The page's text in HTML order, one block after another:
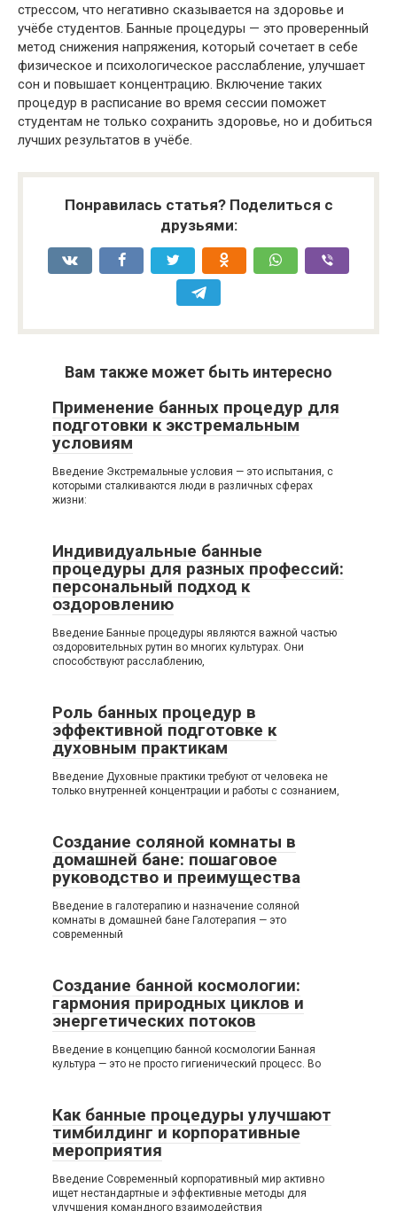
стрессом, что негативно сказывается на здоровье и
учёбе студентов. Банные процедуры — это проверенный
метод снижения напряжения, который сочетает в себе
физическое и психологическое расслабление, улучшает
сон и повышает концентрацию. Включение таких
процедур в расписание во время сессии поможет
студентам не только сохранить здоровье, но и добиться
лучших результатов в учёбе.
Понравилась статья? Поделиться с
друзьями:
Вам также может быть интересно
Применение банных процедур для
подготовки к экстремальным
условиям
Введение Экстремальные условия — это испытания, с
которыми сталкиваются люди в различных сферах
жизни:
Индивидуальные банные
процедуры для разных профессий:
персональный подход к
оздоровлению
Введение Банные процедуры являются важной частью
оздоровительных рутин во многих культурах. Они
способствуют расслаблению,
Роль банных процедур в
эффективной подготовке к
духовным практикам
Введение Духовные практики требуют от человека не
только внутренней концентрации и работы с сознанием,
Создание соляной комнаты в
домашней бане: пошаговое
руководство и преимущества
Введение в галотерапию и назначение соляной
комнаты в домашней бане Галотерапия — это
современный
Создание банной космологии:
гармония природных циклов и
энергетических потоков
Введение в концепцию банной космологии Банная
культура — это не просто гигиенический процесс. Во
Как банные процедуры улучшают
тимбилдинг и корпоративные
мероприятия
Введение Современный корпоративный мир активно
ищет нестандартные и эффективные методы для
улучшения командного взаимодействия